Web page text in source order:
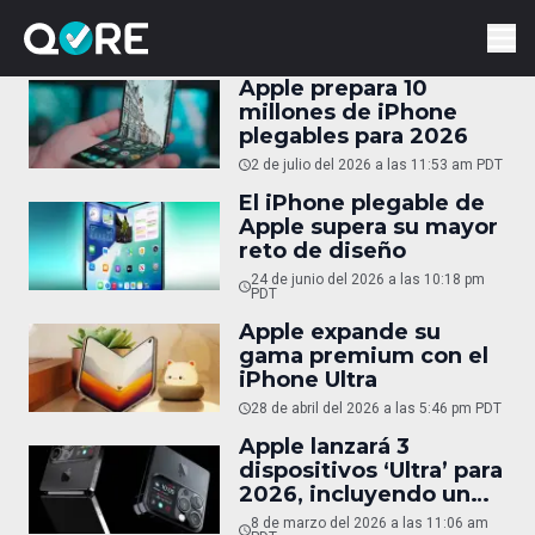
Apple prepara 10
millones de iPhone
plegables para 2026
2 de julio del 2026 a las 11:53 am PDT
El iPhone plegable de
Apple supera su mayor
reto de diseño
24 de junio del 2026 a las 10:18 pm
PDT
Apple expande su
gama premium con el
iPhone Ultra
28 de abril del 2026 a las 5:46 pm PDT
Apple lanzará 3
dispositivos ‘Ultra’ para
2026, incluyendo un
iPhone plegable
8 de marzo del 2026 a las 11:06 am